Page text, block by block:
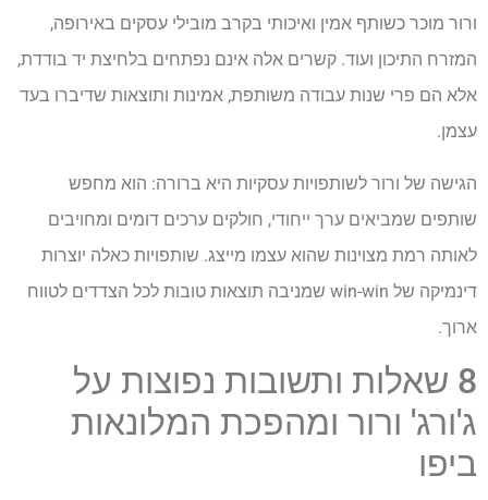
ורור מוכר כשותף אמין ואיכותי בקרב מובילי עסקים באירופה,
המזרח התיכון ועוד. קשרים אלה אינם נפתחים בלחיצת יד בודדת,
אלא הם פרי שנות עבודה משותפת, אמינות ותוצאות שדיברו בעד
עצמן.
הגישה של ורור לשותפויות עסקיות היא ברורה: הוא מחפש
שותפים שמביאים ערך ייחודי, חולקים ערכים דומים ומחויבים
לאותה רמת מצוינות שהוא עצמו מייצג. שותפויות כאלה יוצרות
דינמיקה של win-win שמניבה תוצאות טובות לכל הצדדים לטווח
ארוך.
8 שאלות ותשובות נפוצות על
ג'ורג' ורור ומהפכת המלונאות
ביפו